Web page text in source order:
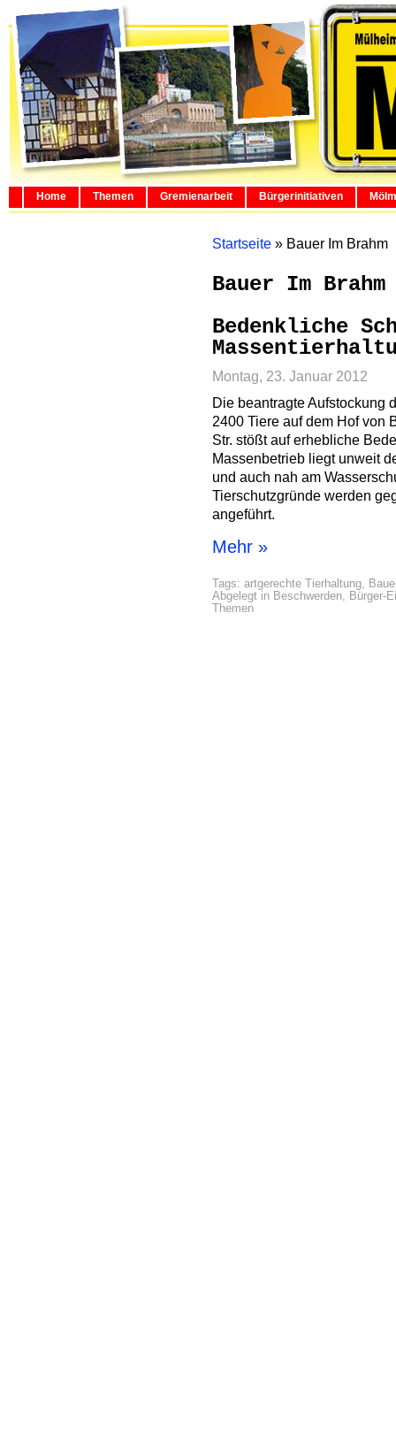
Home Themen Gremienarbeit Bürgerinitiativen
Startseite » Bauer Im Brahm
Bauer Im Brahm
Bedenkliche
Montag, 23. Januar 2012
Die beantragte Aufstockung
2400 Tiere auf dem Hof von
Str. stößt auf erhebliche
Massenbetrieb liegt unweit
und auch nah am
Tierschutzgründe werden
angeführt.
Mehr »
Tags: artgerechte Tierhaltung,
Abgelegt in Beschwerden, Bürger-
Themen